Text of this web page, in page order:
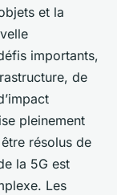
et la
importants,
de
pleinement
résolus de
la 5G est
Les